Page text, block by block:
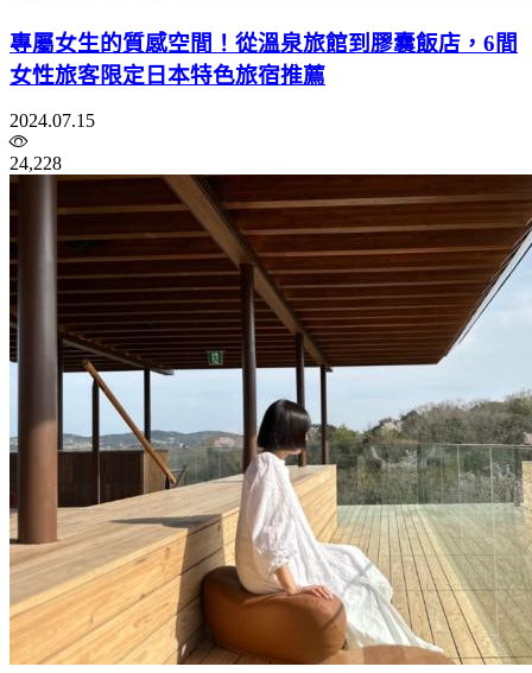
專屬女生的質感空間！從溫泉旅館到膠囊飯店，6間
女性旅客限定日本特色旅宿推薦
2024.07.15
24,228